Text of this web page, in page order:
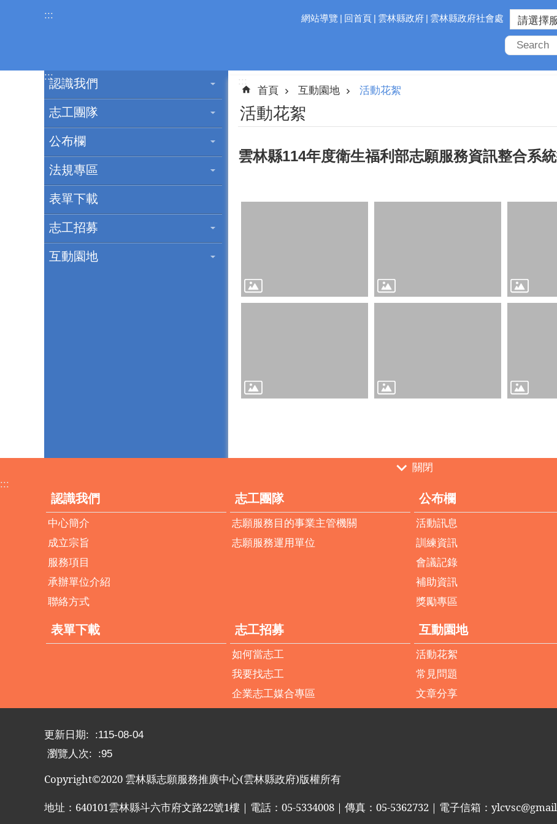
跳到主要內容區塊
::: 網站導覽 回首頁 雲林縣政府 雲林縣政府社會處
:::
認識我們
志工團隊
公布欄
法規專區
表單下載
志工招募
互動園地
:::
首頁 互動園地 活動花絮
活動花絮
雲林縣114年度衛生福利部志願服務資訊整合系
關閉
:::
認識我們
中心簡介
成立宗旨
服務項目
承辦單位介紹
聯絡方式
志工團隊
志願服務目的事業主管機關
志願服務運用單位
公布欄
活動訊息
訓練資訊
會議記錄
補助資訊
獎勵專區
表單下載 志工招募
如何當志工
我要找志工
企業志工媒合專區
互動園地
活動花絮
常見問題
文章分享
更新日期:
115-08-04
瀏覽人次:
95
Copyright©2020 雲林縣志願服務推廣中心(雲林縣政府)版權所有
地址： 640101雲林縣斗六市府文路22號1樓｜電話： 05-5334008 ｜傳真： 05-5362732 ｜電子信箱：